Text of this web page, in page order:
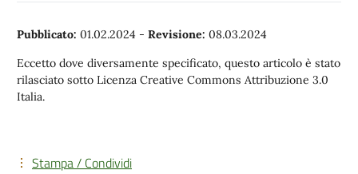
Pubblicato: 01.02.2024 - Revisione: 08.03.2024
Eccetto dove diversamente specificato, questo articolo è stato
rilasciato sotto Licenza Creative Commons Attribuzione 3.0
Italia.
Stampa / Condividi